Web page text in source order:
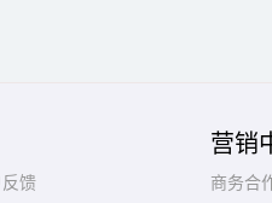
馈
营销
商务合